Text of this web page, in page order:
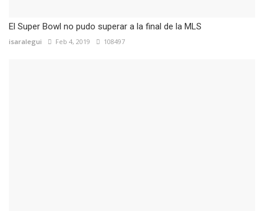
El Super Bowl no pudo superar a la final de la MLS
isaralegui Feb 4, 2019 108497